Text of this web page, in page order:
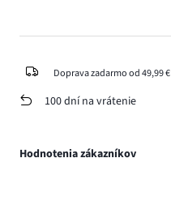
Doprava zadarmo od 49,99 €
100 dní na vrátenie
Hodnotenia zákazníkov